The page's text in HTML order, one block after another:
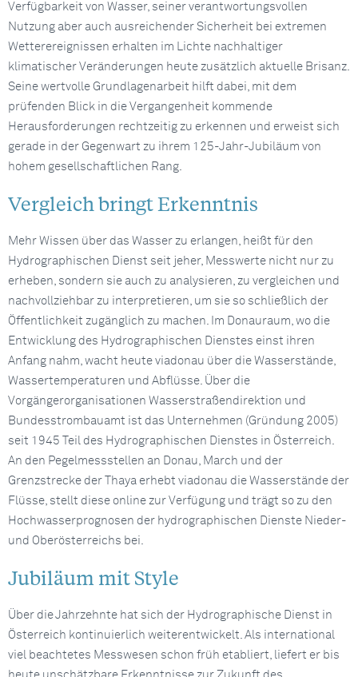
Verfügbarkeit von Wasser, seiner verantwortungsvollen
Nutzung aber auch ausreichender Sicherheit bei extremen
Wetterereignissen erhalten im Lichte nachhaltiger
klimatischer Veränderungen heute zusätzlich aktuelle Brisanz.
Seine wertvolle Grundlagenarbeit hilft dabei, mit dem
prüfenden Blick in die Vergangenheit kommende
Herausforderungen rechtzeitig zu erkennen und erweist sich
gerade in der Gegenwart zu ihrem 125-Jahr-Jubiläum von
hohem gesellschaftlichen Rang.
Vergleich bringt Erkenntnis
Mehr Wissen über das Wasser zu erlangen, heißt für den
Hydrographischen Dienst seit jeher, Messwerte nicht nur zu
erheben, sondern sie auch zu analysieren, zu vergleichen und
nachvollziehbar zu interpretieren, um sie so schließlich der
Öffentlichkeit zugänglich zu machen. Im Donauraum, wo die
Entwicklung des Hydrographischen Dienstes einst ihren
Anfang nahm, wacht heute viadonau über die Wasserstände,
Wassertemperaturen und Abflüsse. Über die
Vorgängerorganisationen Wasserstraßendirektion und
Bundesstrombauamt ist das Unternehmen (Gründung 2005)
seit 1945 Teil des Hydrographischen Dienstes in Österreich.
An den Pegelmessstellen an Donau, March und der
Grenzstrecke der Thaya erhebt viadonau die Wasserstände der
Flüsse, stellt diese online zur Verfügung und trägt so zu den
Hochwasserprognosen der hydrographischen Dienste Nieder-
und Oberösterreichs bei.
Jubiläum mit Style
Über die Jahrzehnte hat sich der Hydrographische Dienst in
Österreich kontinuierlich weiterentwickelt. Als international
viel beachtetes Messwesen schon früh etabliert, liefert er bis